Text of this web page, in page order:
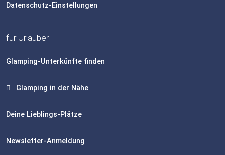
Datenschutz-Einstellungen
für Urlauber
Glamping-Unterkünfte finden
Glamping in der Nähe
Deine Lieblings-Plätze
Newsletter-Anmeldung